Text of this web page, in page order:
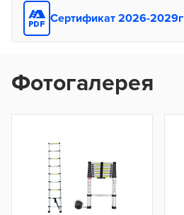
Сертификат 2026-2029г
Фотогалерея